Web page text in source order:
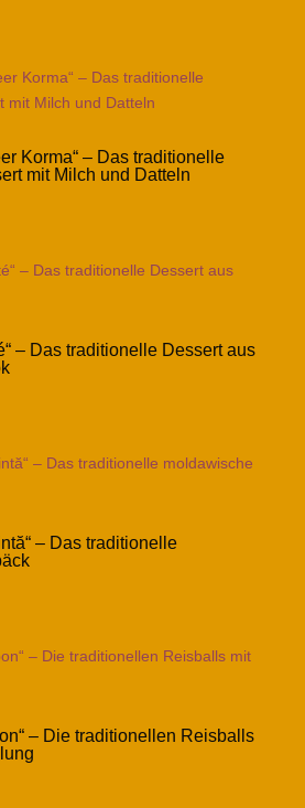
Korma“ – Das traditionelle
mit Milch und Datteln
– Das traditionelle Dessert aus
– Das traditionelle
– Die traditionellen Reisballs